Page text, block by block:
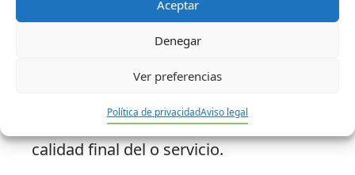
Aceptar
Denegar
Ver preferencias
Política de privacidadAviso legal
Medir continuamente los niveles de
calidad del servicio prestado, así como
proveedores y otros relacionados con la
calidad final del o servicio.